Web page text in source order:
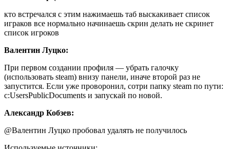
кто встречался с этим нажимаешь таб выскакивает список
играков все нормально начинаешь скрин делать не скринет
список игроков
Валентин Луцко:
При первом создании профиля — убрать галочку
(использовать steam) внизу панели, иначе второй раз не
запустится. Если уже проворонил, сотри папку steam по пути:
c:UsersPublicDocuments и запускай по новой.
Александр Кобзев:
@Валентин Луцко пробовал удалять не получилось